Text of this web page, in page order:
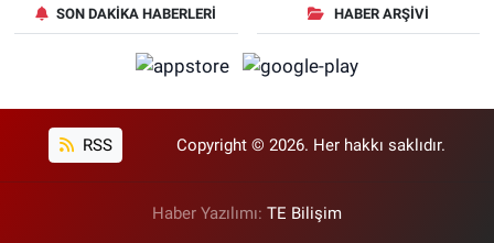
SON DAKIKA HABERLERI HABER ARŞIVI
RSS Copyright © 2026. Her hakkı saklıdır.
Haber Yazılımı: TE Bilişim